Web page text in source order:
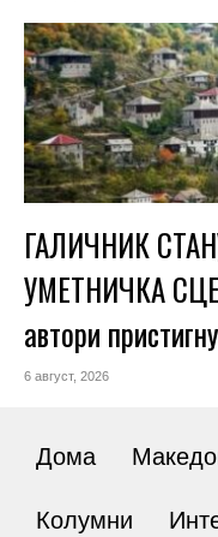
ГАЛИЧНИК
УМЕТНИЧКА
автори
6 август, 2026
Дома
Колумни